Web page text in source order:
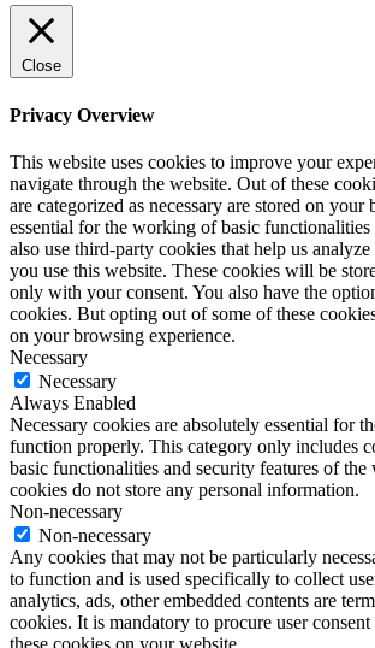
Close
Privacy Overview
This website uses cookies to improve your
navigate through the website. Out of these
are categorized as necessary are stored on your
essential for the working of basic
also use third-party cookies that help us
you use this website. These cookies will be
only with your consent. You also have the
cookies. But opting out of some of these
on your browsing experience.
Necessary
Necessary
Always Enabled
Necessary cookies are absolutely essential for
function properly. This category only includes
basic functionalities and security features of the
cookies do not store any personal information.
Non-necessary
Non-necessary
Any cookies that may not be particularly
to function and is used specifically to collect
analytics, ads, other embedded contents are
cookies. It is mandatory to procure user
these cookies on your website.